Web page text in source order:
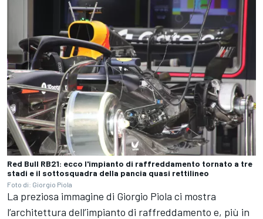
Red Bull RB21: ecco l'impianto di raffreddamento tornato a tre
stadi e il sottosquadra della pancia quasi rettilineo
Foto di: Giorgio Piola
La preziosa immagine di Giorgio Piola ci mostra
l’architettura dell’impianto di raffreddamento e, più in